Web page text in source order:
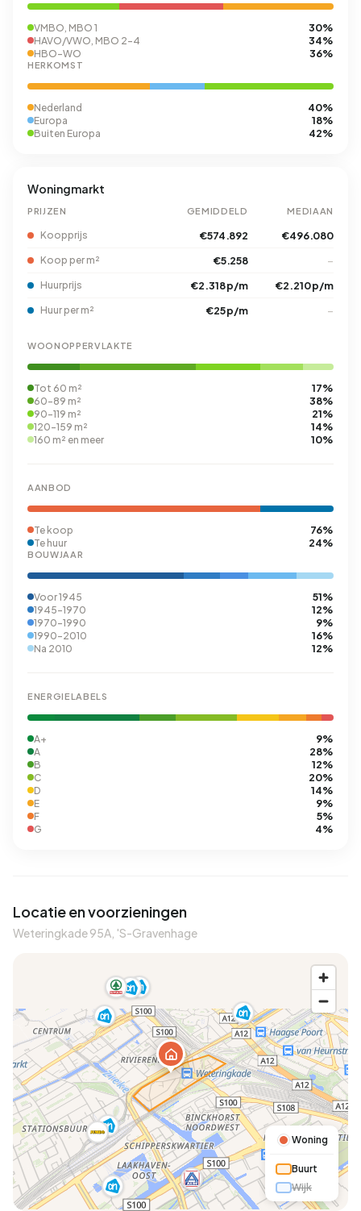
VMBO, MBO 1 30%
HAVO/VWO, MBO 2-4 34%
HBO-WO 36%
HERKOMST
Nederland 40%
Europa 18%
Buiten Europa 42%
Woningmarkt
PRIJZEN GEMIDDELD MEDIAAN
Koopprijs €574.892 €496.080
Koop per m² €5.258 –
Huurprijs €2.318 p/m €2.210 p/m
Huur per m² €25 p/m –
WOONOPPERVLAKTE
Tot 60 m² 17%
60-89 m² 38%
90-119 m² 21%
120-159 m² 14%
160 m² en meer 10%
AANBOD
Te koop 76%
Te huur 24%
BOUWJAAR
Voor 1945 51%
1945-1970 12%
1970-1990 9%
1990-2010 16%
Na 2010 12%
ENERGIELABELS
A+ 9%
A 28%
B 12%
C 20%
D 14%
E 9%
F 5%
G 4%
Locatie en voorzieningen
Weteringkade 95A, 'S-Gravenhage
Woning
Buurt
Wijk